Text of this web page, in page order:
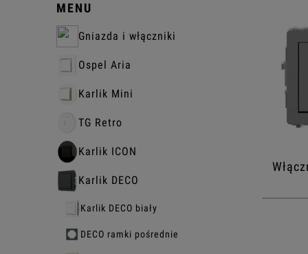
MENU
Gniazda i włączniki
Ospel Aria
Karlik Mini
TG Retro
Karlik ICON
Karlik DECO
Karlik DECO biały
DECO ramki pośrednie